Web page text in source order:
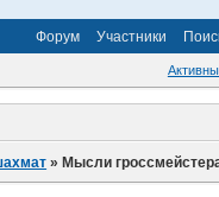
Форум Участники
»Мысли